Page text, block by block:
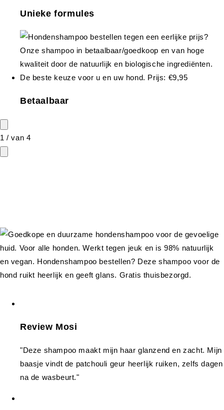
Unieke formules
Betaalbaar
1 /van 4
Review Mosi
"Deze shampoo maakt mijn haar glanzend en zacht. Mijn
baasje vindt de patchouli geur heerlijk ruiken, zelfs dagen
na de wasbeurt."